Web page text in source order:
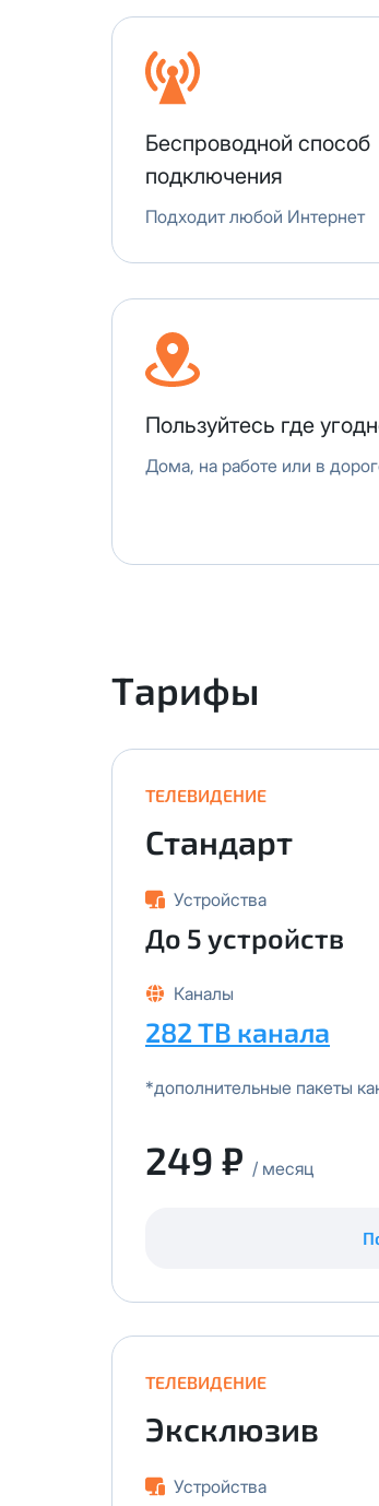
Беспроводной способ
подключения
Подходит любой Интернет
Пользуйтесь где
Дома, на работе или в
Тарифы
ТЕЛЕВИДЕНИЕ
Стандарт
Устройства
До 5 устройств
Каналы
282 ТВ канала
*дополнительные пакеты
249 ₽ / месяц
ТЕЛЕВИДЕНИЕ
Эксклюзив
Устройства
IP-адрес
Получить